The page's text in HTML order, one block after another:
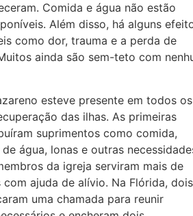
Comida e água não estão
Além disso, há alguns
como dor, trauma e a perda de
ainda são sem-teto com
esteve presente em todos os
das ilhas. As primeiras
suprimentos como comida,
água, lonas e outras
da igreja serviram mais de
com ajuda de alívio. Na Flórida, dois
uma chamada para reunir